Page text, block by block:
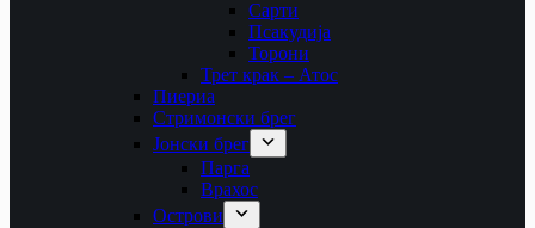
Сарти
Псакудија
Торони
Трет крак – Атос
Пиериа
Стримонски брег
Јонски брег
Парга
Врахос
Острови